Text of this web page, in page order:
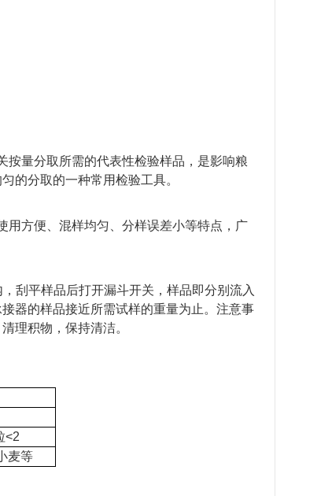
按量分取所需的代表性检验样品，是影响粮
的分取的一种常用检验工具。
用方便、混样均匀、分样误差小等特点，广
刮平样品后打开漏斗开关，样品即分别流入
器的样品接近所需试样的重量为止。注意事
理积物，保持清洁。
<2
麦等